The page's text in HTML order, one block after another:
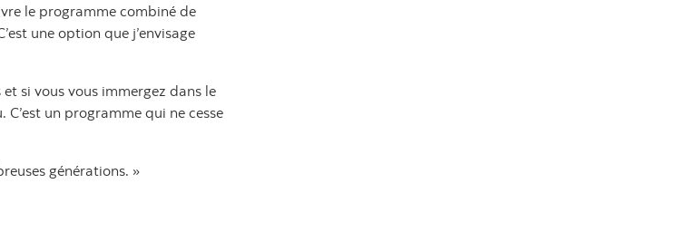
le programme combiné de
une option que j’envisage
si vous vous immergez dans le
un programme qui ne cesse
générations. »